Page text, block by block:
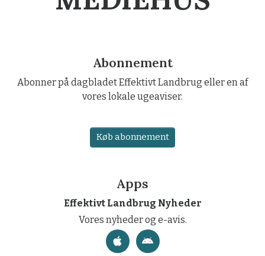
Abonnement
Abonner på dagbladet Effektivt Landbrug eller en af
vores lokale ugeaviser.
Køb abonnement
Apps
Effektivt Landbrug Nyheder
Vores nyheder og e-avis.